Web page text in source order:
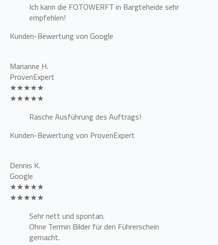
Ich kann die FOTOWERFT in Bargteheide sehr
empfehlen!
Kunden-Bewertung von Google
Marianne H.
ProvenExpert
★★★★★
★★★★★
Rasche Ausführung des Auftrags!
Kunden-Bewertung von ProvenExpert
Dennis K.
Google
★★★★★
★★★★★
Sehr nett und spontan.
Ohne Termin Bilder für den Führerschein
gemacht.